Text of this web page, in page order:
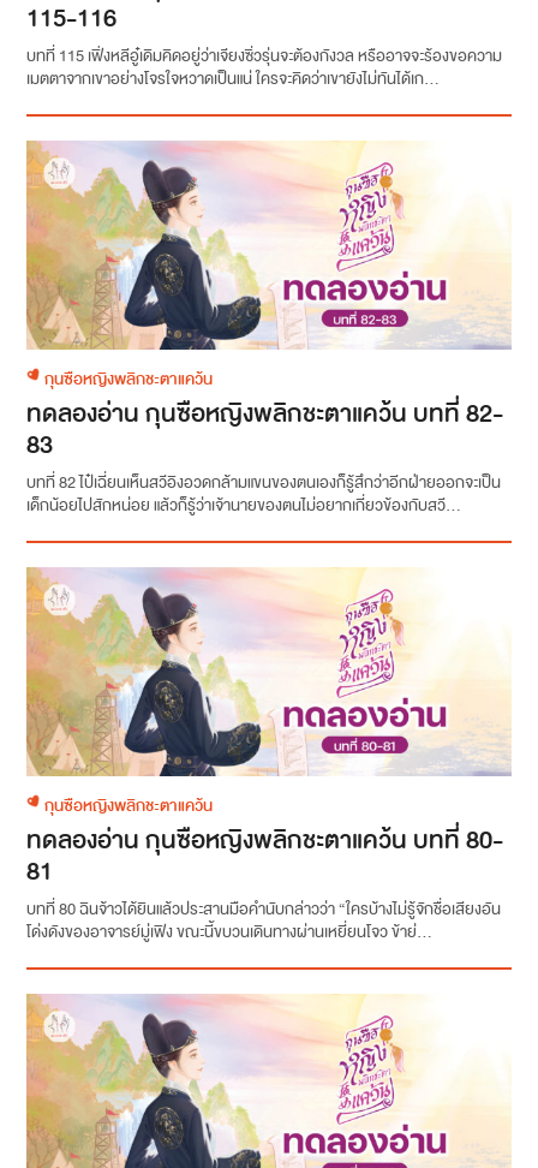
115-116
บทที่ 115 เฟิ่งหลีอู๋เดิมคิดอยู่ว่าเจียงซิ่วรุ่นจะต้องกังวล หรืออาจจะร้องขอความ
เมตตาจากเขาอย่างโจรใจหวาดเป็นแน่ ใครจะคิดว่าเขายังไม่ทันได้เก...
กุนซือหญิงพลิกชะตาแคว้น
ทดลองอ่าน กุนซือหญิงพลิกชะตาแคว้น บทที่ 82-
83
บทที่ 82 ไป๋เฉี่ยนเห็นสวีอิงอวดกล้ามแขนของตนเองก็รู้สึกว่าอีกฝ่ายออกจะเป็น
เด็กน้อยไปสักหน่อย แล้วก็รู้ว่าเจ้านายของตนไม่อยากเกี่ยวข้องกับสวี...
กุนซือหญิงพลิกชะตาแคว้น
ทดลองอ่าน กุนซือหญิงพลิกชะตาแคว้น บทที่ 80-
81
บทที่ 80 ฉินจ้าวได้ยินแล้วประสานมือคำนับกล่าวว่า “ใครบ้างไม่รู้จักชื่อเสียงอัน
โด่งดังของอาจารย์มู่เฟิง ขณะนี้ขบวนเดินทางผ่านเหยี่ยนโจว ข้าย่...